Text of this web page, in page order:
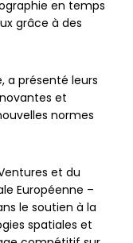
en temps
grâce à des
a présenté leurs
et
normes
et du
Européenne –
le soutien à la
spatiales et